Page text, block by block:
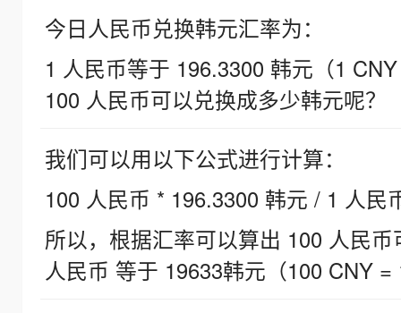
今日人民币兑换韩元汇率为：
1 人民币等于 196.3300 韩元（1
100 人民币可以兑换成多少韩元呢？
我们可以用以下公式进行计算：
100 人民币 * 196.3300 韩元 / 1 人民
所以，根据汇率可以算出 100 人民
人民币 等于 19633韩元（100 CNY =